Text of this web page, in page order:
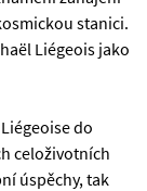
stanici.
Liégeois jako
do
celoživotních
úspěchy, tak